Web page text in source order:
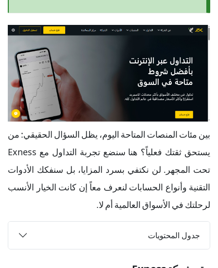
بين مئات المنصات المتاحة اليوم، يظل السؤال الحقيقي: من
يستحق ثقتك فعلياً؟ هنا سنضع تجربة التداول مع Exness
تحت المجهر. لن نكتفي بسرد المزايا، بل سنفكك الأدوات
التقنية وأنواع الحسابات لنعرف معاً إن كانت الخيار الأنسب
لرحلتك في الأسواق العالمية أم لا.
جدول المحتويات